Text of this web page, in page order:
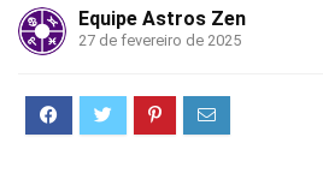
Equipe Astros Zen
27 de fevereiro de 2025